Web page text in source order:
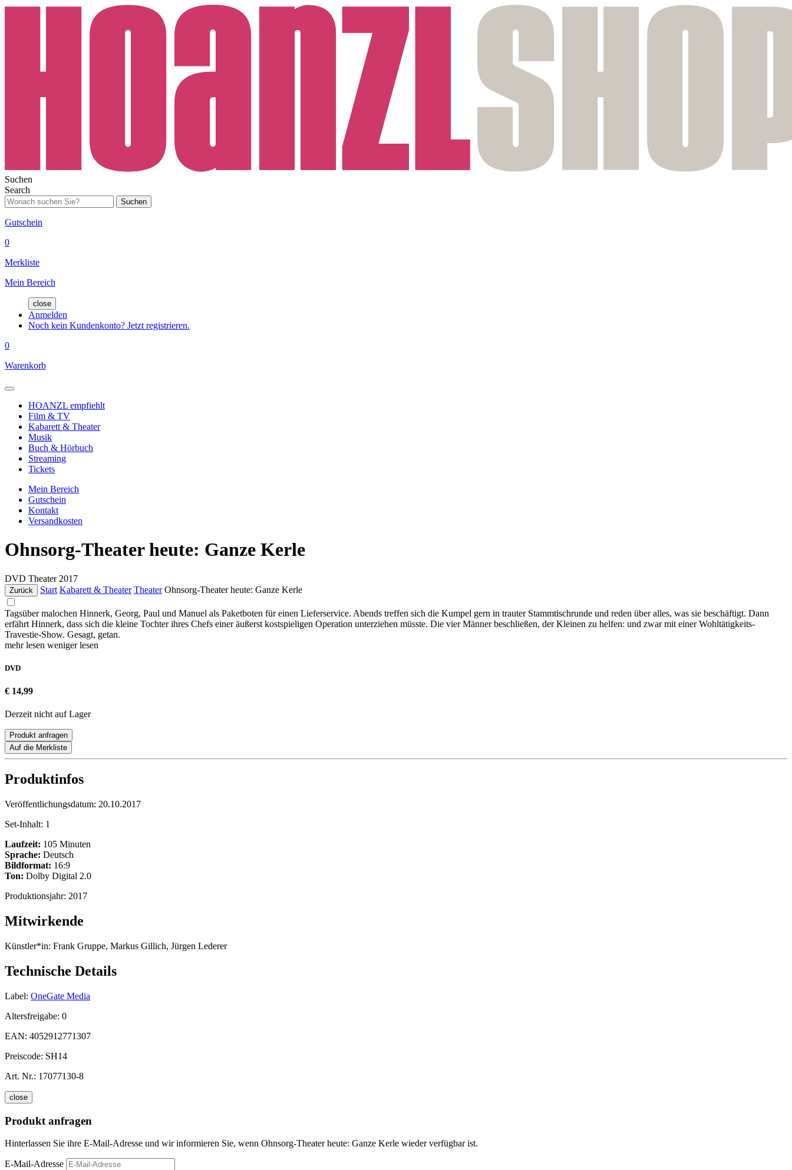
Suchen
Search
Suchen
Gutschein
0
Merkliste
Mein Bereich
close
Anmelden
Noch kein Kundenkonto? Jetzt registrieren.
0
Warenkorb
HOANZL empfiehlt
Film & TV
Kabarett & Theater
Musik
Buch & Hörbuch
Streaming
Tickets
Mein Bereich
Gutschein
Kontakt
Versandkosten
Ohnsorg-Theater heute: Ganze Kerle
DVD Theater 2017
Zurück Start Kabarett & Theater Theater Ohnsorg-Theater heute: Ganze Kerle
Tagsüber malochen Hinnerk, Georg, Paul und Manuel als Paketboten für einen Lieferservice. Abends treffen sich die Kumpel gern in trauter Stammtischrunde und reden über alles, was sie beschäftigt. Dann
erfährt Hinnerk, dass sich die kleine Tochter ihres Chefs einer äußerst kostspieligen Operation unterziehen müsste. Die vier Männer beschließen, der Kleinen zu helfen: und zwar mit einer Wohltätigkeits-
Travestie-Show. Gesagt, getan.
mehr lesen weniger lesen
DVD
€ 14,99
Derzeit nicht auf Lager
Produkt anfragen
Auf die Merkliste
Produktinfos
Veröffentlichungsdatum: 20.10.2017
Set-Inhalt: 1
Laufzeit: 105 Minuten
Sprache: Deutsch
Bildformat: 16:9
Ton: Dolby Digital 2.0
Produktionsjahr: 2017
Mitwirkende
Künstler*in: Frank Gruppe, Markus Gillich, Jürgen Lederer
Technische Details
Label: OneGate Media
Altersfreigabe: 0
EAN: 4052912771307
Preiscode: SH14
Art. Nr.: 17077130-8
close
Produkt anfragen
Hinterlassen Sie ihre E-Mail-Adresse und wir informieren Sie, wenn Ohnsorg-Theater heute: Ganze Kerle wieder verfügbar ist.
E-Mail-Adresse